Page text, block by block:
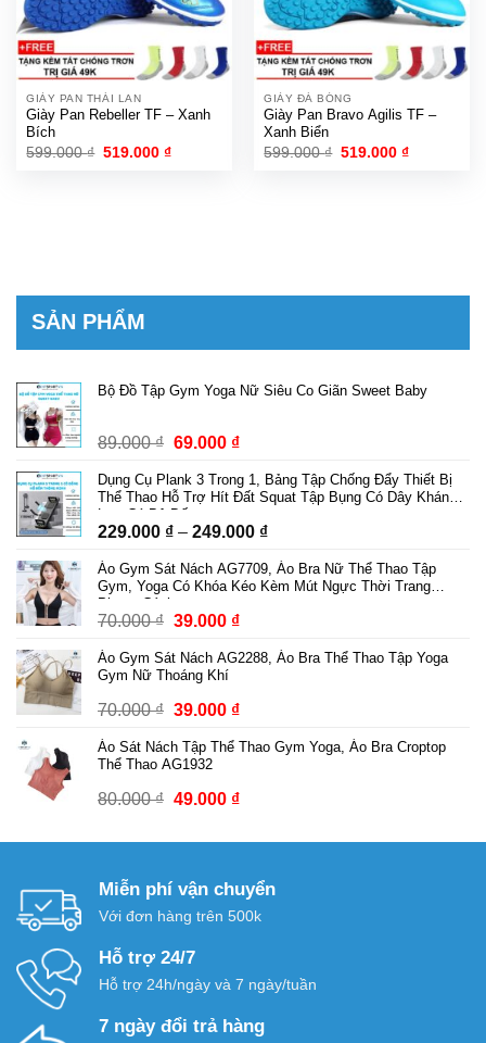
GIÀY PAN THÁI LAN
Giày Pan Rebeller TF – Xanh
Bích
599.000₫ Giá
519.000₫Giá
GIÀY ĐÁ BÓNG
Giày Pan Bravo Agilis TF –
Xanh Biển
599.000₫ Giá
519.000₫Giá
SẢN PHẨM
Bộ Đồ Tập Gym Yoga Nữ Siêu Co Giãn Sweet Baby
89.000₫ Giá
là:
89.000 ₫.
69.000 ₫Giá
tại
69.000 ₫.
Dụng Cụ Plank 3 Trong 1, Bảng Tập Chống Đẩy Thiết Bị
Thể Thao Hỗ Trợ Hít Đất Squat Tập Bụng Có Dây Kháng
Lực Có Bộ Đếm
229.000 ₫ – 249.000 ₫Khoảng
từ
229.000 ₫
Áo Gym Sát Nách AG7709, Áo Bra Nữ Thể Thao Tập
Gym, Yoga Có Khóa Kéo Kèm Mút Ngực Thời Trang
Phong Cách
70.000₫ Giá
là:
70.000 ₫.
39.000 ₫Giá
tại
39.000 ₫.
Áo Gym Sát Nách AG2288, Áo Bra Thể Thao Tập Yoga
Gym Nữ Thoáng Khí
70.000₫ Giá
là:
39.000 ₫Giá
tại
39.000 ₫.
Áo Sát Nách Tập Thể Thao Gym Yoga, Áo Bra Croptop
Thể Thao AG1932
80.000₫ Giá
là:
49.000 ₫Giá
tại
49.000 ₫.
Miễn phí vận chuyển
Với đơn hàng trên 500k
Hỗ trợ 24/7
Hỗ trợ 24h/ngày và 7 ngày/tuần
7 ngày đổi trả hàng